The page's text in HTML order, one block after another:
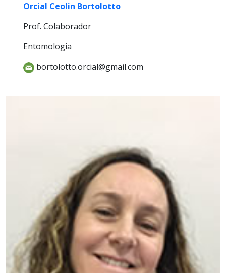
Orcial Ceolin Bortolotto
Prof. Colaborador
Entomologia
bortolotto.orcial@gmail.com